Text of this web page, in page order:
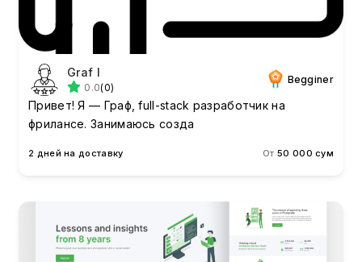
Graf I
0.0(0)
Begginer
Привет! Я — Граф, full-stack разработчик на
фрилансе. Занимаюсь созда
2 дней на доставку От 50 000 сум